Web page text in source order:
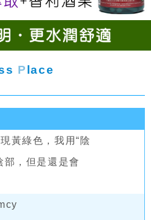
P lace
黃綠色，我用“陰
部，但是還是會